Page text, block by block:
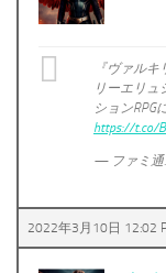
『ヴァル
リーエリュ
ションRPG
https://t.co/
— ファミ通
2022年3月10日 12:02